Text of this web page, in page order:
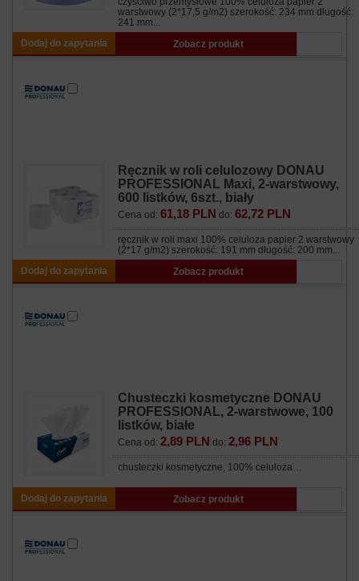
warstwowy (2*17,5 g/m2) szerokość: 234 mm długość:
241 mm...
Dodaj do zapytania
Zobacz produkt
Ręcznik w roli celulozowy DONAU
PROFESSIONAL Maxi, 2-warstwowy,
600 listków, 6szt., biały
Cena od: 61,18 PLN do: 62,72 PLN
ręcznik w roli maxi 100% celuloza papier 2 warstwowy
(2*17 g/m2) szerokość: 191 mm długość: 200 mm...
Dodaj do zapytania
Zobacz produkt
Chusteczki kosmetyczne DONAU
PROFESSIONAL, 2-warstwowe, 100
listków, białe
Cena od: 2,89 PLN do: 2,96 PLN
chusteczki kosmetyczne, 100% celuloza…
Dodaj do zapytania Zobacz produkt